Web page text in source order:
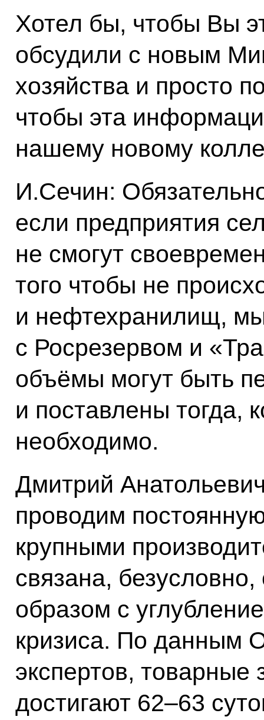
Хотел бы, чтобы Вы
обсудили с новым
хозяйства и просто
чтобы эта
нашему новому
И.Сечин:
если предприятия
не смогут
того чтобы не
и нефтехранилищ,
с Росрезервом и
объёмы могут быть
и поставлены тогда,
необходимо.
Дмитрий
проводим
крупными
связана,
образом с
кризиса. По данным
экспертов,
достигают 62–63